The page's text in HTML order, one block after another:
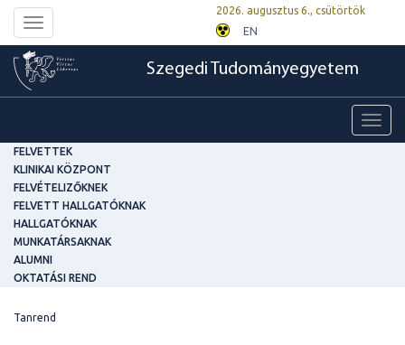
Toggle
navigation
2026. augusztus 6., csütörtök
EN
Szegedi Tudományegyetem
FELVETTEK
KLINIKAI KÖZPONT
FELVÉTELIZŐKNEK
FELVETT HALLGATÓKNAK
HALLGATÓKNAK
MUNKATÁRSAKNAK
ALUMNI
OKTATÁSI REND
Tanrend